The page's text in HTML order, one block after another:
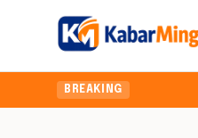
BREAKING